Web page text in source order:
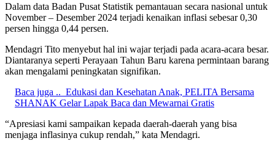
Dalam data Badan Pusat Statistik pemantauan secara nasional untuk
November – Desember 2024 terjadi kenaikan inflasi sebesar 0,30
persen hingga 0,44 persen.
Mendagri Tito menyebut hal ini wajar terjadi pada acara-acara besar.
Diantaranya seperti Perayaan Tahun Baru karena permintaan barang
akan mengalami peningkatan signifikan.
Baca juga .. Edukasi dan Kesehatan Anak, PELITA Bersama
SHANAK Gelar Lapak Baca dan Mewarnai Gratis
“Apresiasi kami sampaikan kepada daerah-daerah yang bisa
menjaga inflasinya cukup rendah,” kata Mendagri.